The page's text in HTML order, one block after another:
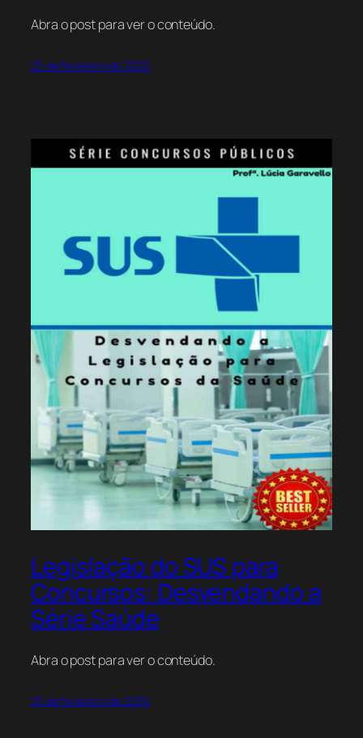
Abra o post para ver o conteúdo.
25 de fevereiro de 2026
Legislação do SUS para
Concursos: Desvendando a
Série Saúde
Abra o post para ver o conteúdo.
25 de fevereiro de 2026